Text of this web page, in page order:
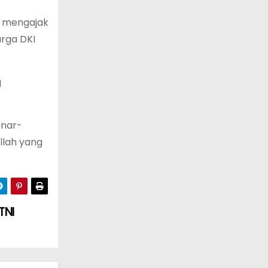
DKI
yang